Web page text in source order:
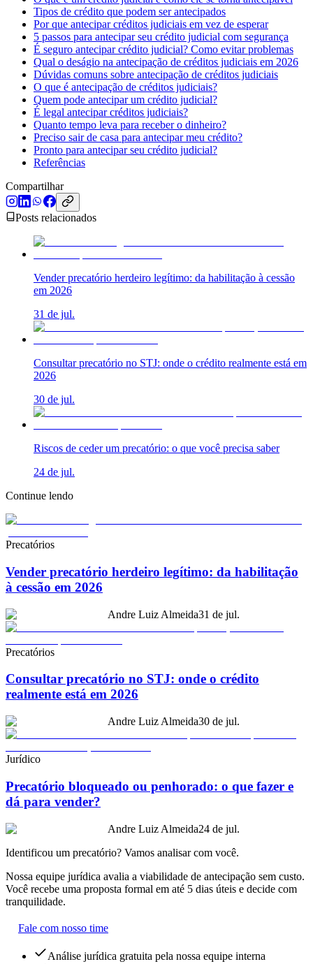
Tipos de crédito que podem ser antecipados
Por que antecipar créditos judiciais em vez de esperar
5 passos para antecipar seu crédito judicial com segurança
É seguro antecipar crédito judicial? Como evitar problemas
Qual o deságio na antecipação de créditos judiciais em 2026
Dúvidas comuns sobre antecipação de créditos judiciais
O que é antecipação de créditos judiciais?
Quem pode antecipar um crédito judicial?
É legal antecipar créditos judiciais?
Quanto tempo leva para receber o dinheiro?
Preciso sair de casa para antecipar meu crédito?
Pronto para antecipar seu crédito judicial?
Referências
Compartilhar
Posts relacionados
Vender precatório herdeiro legítimo: da habilitação à cessão
em 2026
31 de jul.
Consultar precatório no STJ: onde o crédito realmente está em
2026
30 de jul.
Riscos de ceder um precatório: o que você precisa saber
24 de jul.
Continue lendo
Precatórios
Vender precatório herdeiro legítimo: da habilitação
à cessão em 2026
Andre Luiz Almeida31 de jul.
Precatórios
Consultar precatório no STJ: onde o crédito
realmente está em 2026
Andre Luiz Almeida30 de jul.
Jurídico
Precatório bloqueado ou penhorado: o que fazer e
dá para vender?
Andre Luiz Almeida24 de jul.
Identificou um precatório? Vamos analisar com você.
Nossa equipe jurídica avalia a viabilidade de antecipação sem custo.
Você recebe uma proposta formal em até 5 dias úteis e decide com
tranquilidade.
Fale com nosso time
Análise jurídica gratuita pela nossa equipe interna